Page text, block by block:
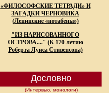
«ФИЛОСОФСКИЕ ТЕТРАДИ» И
ЗАГАДКИ ЧЕРНОВИКА
(Ленинские «нотабены»)
"ИЗ НАРИСОВАННОГО
ОСТРОВА...." (К 170-летию
Роберта Луиса Стивенсона)
Дословно
(Интервью, монологи)